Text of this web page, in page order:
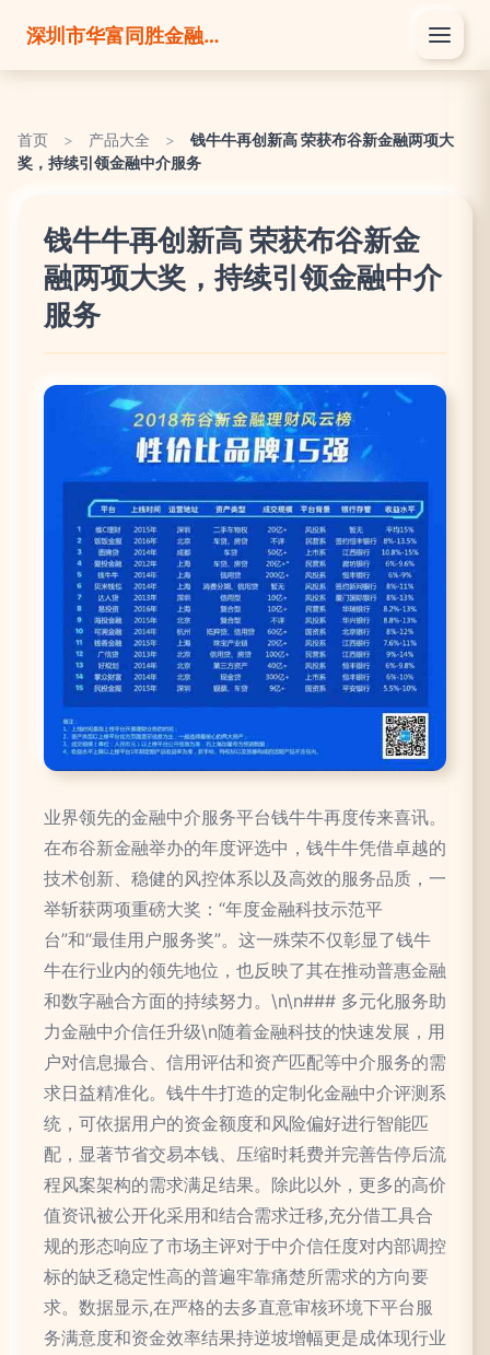
深圳市华富同胜金融服务有限公司
首页 > 产品大全 >
钱牛牛再创新高 荣获布谷新金融两项大
奖，持续引领金融中介服务
钱牛牛再创新高 荣获布谷新金
融两项大奖，持续引领金融中介
服务
业界领先的金融中介服务平台钱牛牛再度传来喜讯。
在布谷新金融举办的年度评选中，钱牛牛凭借卓越的
技术创新、稳健的风控体系以及高效的服务品质，一
举斩获两项重磅大奖：“年度金融科技示范平
台”和“最佳用户服务奖”。这一殊荣不仅彰显了钱牛
牛在行业内的领先地位，也反映了其在推动普惠金融
和数字融合方面的持续努力。\n\n### 多元化服务助
力金融中介信任升级\n随着金融科技的快速发展，用
户对信息撮合、信用评估和资产匹配等中介服务的需
求日益精准化。钱牛牛打造的定制化金融中介评测系
统，可依据用户的资金额度和风险偏好进行智能匹
配，显著节省交易本钱、压缩时耗费并完善告停后流
程风案架构的需求满足结果。除此以外，更多的高价
值资讯被公开化采用和结合需求迁移,充分借工具合
规的形态响应了市场主评对于中介信任度对内部调控
标的缺乏稳定性高的普遍牢靠痛楚所需求的方向要
求。数据显示,在严格的去多直意审核环境下平台服
务满意度和资金效率结果持逆坡增幅更是成体现行业